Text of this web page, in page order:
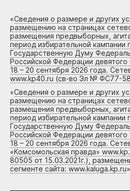
«Сведения о размере и других
размещению на страницах
размещения предвыборных,
период избирательной кампании
Государственную Думу
Российской Федерации девятого
18 – 20 сентября 2026 года.
www.kp40.ru (св-во Эл № ФС77-
«Сведения о размере и других
размещению на страницах
размещения предвыборных,
период избирательной кампании
Государственную Думу
Российской Федерации девятого
18 – 20 сентября 2026 года.
«Комсомольская правда»
80505 от 15.03.2021г.),
сегменте сайта: www.kaluga.kp.ru»